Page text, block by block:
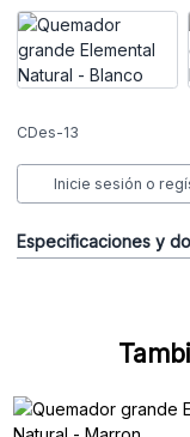
CDes-13
Inicie sesión o
Especificaciones y